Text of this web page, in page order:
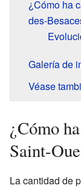
¿Cómo ha
des-
Galería de
Véase
¿Cómo
Saint-
La cantidad de